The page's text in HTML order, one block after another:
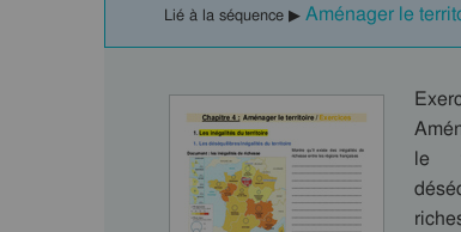
Lié à la séquence ▶ Aménager le
le